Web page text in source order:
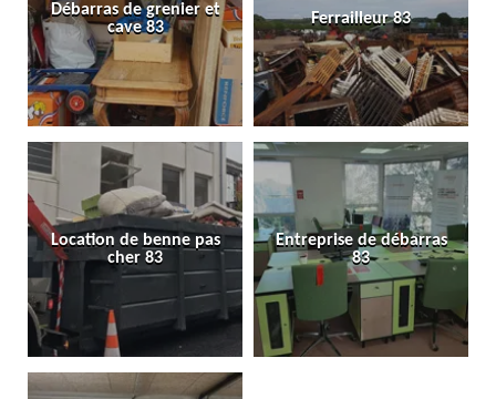
Débarras de grenier et
cave 83
Ferrailleur 83
Location de benne pas
cher 83
Entreprise de débarras
83